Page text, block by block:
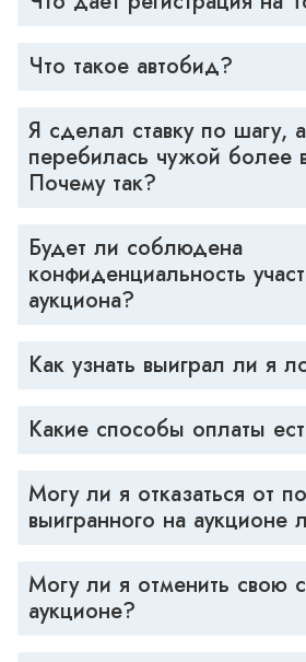
Что такое автобид?
Я сделал ставку по шагу,
перебилась чужой более
Почему так?
Будет ли соблюдена
конфиденциальность
аукциона?
Как узнать выиграл ли я
Какие способы оплаты
Могу ли я отказаться от
выигранного на аукционе
Могу ли я отменить свою
аукционе?